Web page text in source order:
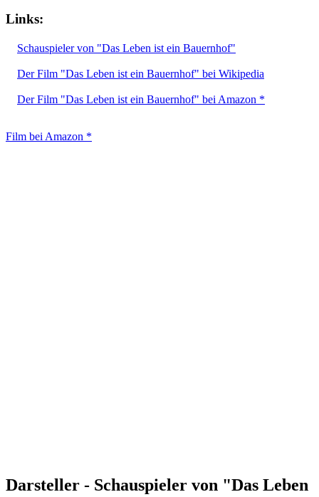
Links:
Schauspieler von "Das Leben ist ein Bauernhof"
Der Film "Das Leben ist ein Bauernhof" bei Wikipedia
Der Film "Das Leben ist ein Bauernhof" bei Amazon *
Film bei Amazon *
Darsteller - Schauspieler von "Das Leben